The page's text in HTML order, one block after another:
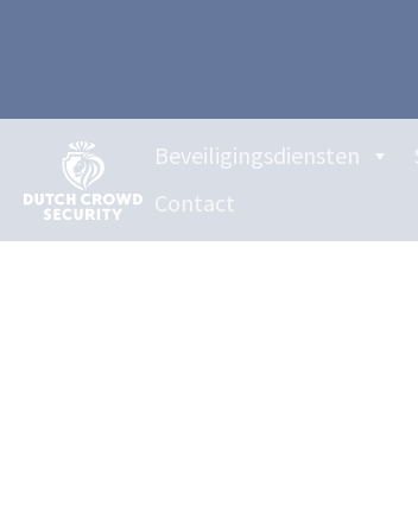
Beveiligingsdiensten
Contact